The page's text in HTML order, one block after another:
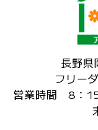
長野
フリー
営業時間 8：